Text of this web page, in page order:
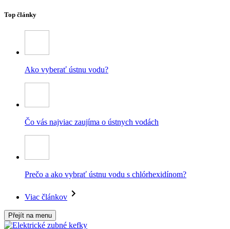
Top články
Ako vyberať ústnu vodu?
Čo vás najviac zaujíma o ústnych vodách
Prečo a ako vybrať ústnu vodu s chlórhexidínom?
Viac článkov
Přejít na menu